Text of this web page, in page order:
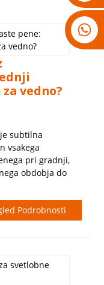
vedno?
subtilna
vsakega
pri gradnji,
obdobja do
Podrobnosti